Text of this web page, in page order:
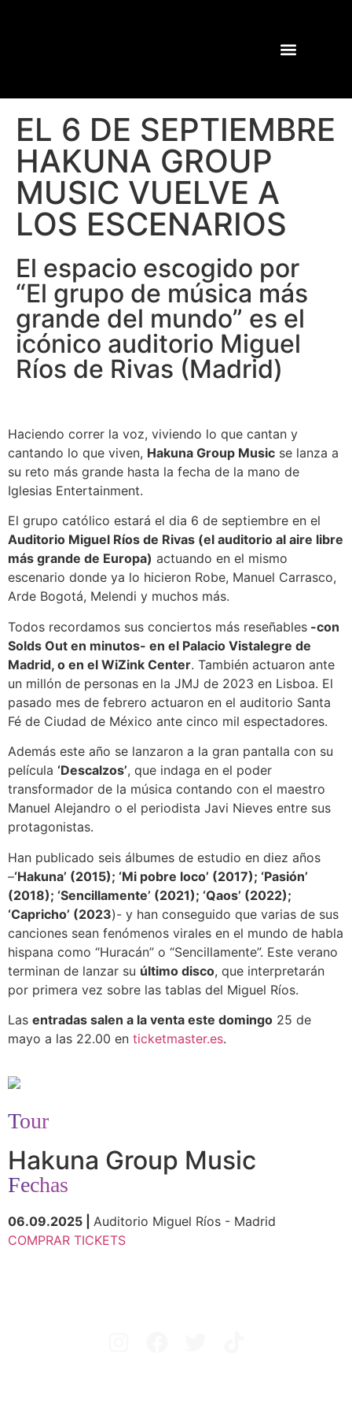
EL 6 DE SEPTIEMBRE
HAKUNA GROUP
MUSIC VUELVE A
LOS ESCENARIOS
El espacio escogido por
“El grupo de música más
grande del mundo” es el
icónico auditorio Miguel
Ríos de Rivas (Madrid)
Haciendo correr la voz, viviendo lo que cantan y
cantando lo que viven, Hakuna Group Music se lanza a
su reto más grande hasta la fecha de la mano de
Iglesias Entertainment.
El grupo católico estará el dia 6 de septiembre en el
Auditorio Miguel Ríos de Rivas (el auditorio al aire libre
más grande de Europa) actuando en el mismo
escenario donde ya lo hicieron Robe, Manuel Carrasco,
Arde Bogotá, Melendi y muchos más.
Todos recordamos sus conciertos más reseñables -con
Solds Out en minutos- en el Palacio Vistalegre de
Madrid, o en el WiZink Center. También actuaron ante
un millón de personas en la JMJ de 2023 en Lisboa. El
pasado mes de febrero actuaron en el auditorio Santa
Fé de Ciudad de México ante cinco mil espectadores.
Además este año se lanzaron a la gran pantalla con su
película ‘Descalzos’, que indaga en el poder
transformador de la música contando con el maestro
Manuel Alejandro o el periodista Javi Nieves entre sus
protagonistas.
Han publicado seis álbumes de estudio en diez años
–‘Hakuna’ (2015); ‘Mi pobre loco’ (2017); ‘Pasión’
(2018); ‘Sencillamente’ (2021); ‘Qaos’ (2022);
‘Capricho’ (2023)- y han conseguido que varias de sus
canciones sean fenómenos virales en el mundo de habla
hispana como “Huracán” o “Sencillamente”. Este verano
terminan de lanzar su último disco, que interpretarán
por primera vez sobre las tablas del Miguel Ríos.
Las entradas salen a la venta este domingo 25 de
mayo a las 22.00 en ticketmaster.es.
Tour
Hakuna Group Music
Fechas
06.09.2025 | Auditorio Miguel Ríos - Madrid
COMPRAR TICKETS